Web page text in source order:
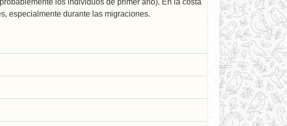
los individuos de primer año). En la costa
especialmente durante las migraciones.